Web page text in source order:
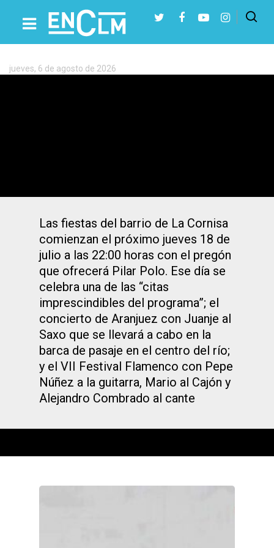
Etiqueta:
Cornisa
de
Presiona Intro para buscar o ESC para cerrar
jueves, 6 de agosto de 2026
Las fiestas del barrio de La Cornisa
comienzan el próximo jueves 18 de
julio a las 22:00 horas con el pregón
que ofrecerá Pilar Polo. Ese día se
celebra una de las “citas
imprescindibles del programa”; el
concierto de Aranjuez con Juanje al
Saxo que se llevará a cabo en la
barca de pasaje en el centro del río;
y el VII Festival Flamenco con Pepe
Núñez a la guitarra, Mario al Cajón y
Alejandro Combrado al cante